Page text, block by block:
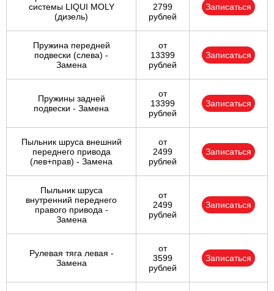
системы LIQUI MOLY
(дизель)
2799
рублей
Записаться
Пружина передней
подвески (слева) -
Замена
от
13399
рублей
Записаться
Пружины задней
подвески - Замена
от
13399
рублей
Записаться
Пыльник шруса внешний
переднего привода
(лев+прав) - Замена
от
2499
рублей
Записаться
Пыльник шруса
внутренний переднего
правого привода -
Замена
от
2499
рублей
Записаться
Рулевая тяга левая -
Замена
от
3599
рублей
Записаться